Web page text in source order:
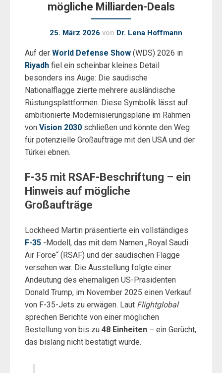
mögliche Milliarden-Deals
25. März 2026 von Dr. Lena Hoffmann
Auf der World Defense Show (WDS) 2026 in
Riyadh fiel ein scheinbar kleines Detail
besonders ins Auge: Die saudische
Nationalflagge zierte mehrere ausländische
Rüstungsplattformen. Diese Symbolik lässt auf
ambitionierte Modernisierungspläne im Rahmen
von Vision 2030 schließen und könnte den Weg
für potenzielle Großaufträge mit den USA und der
Türkei ebnen.
F-35 mit RSAF-Beschriftung – ein
Hinweis auf mögliche
Großaufträge
Lockheed Martin präsentierte ein vollständiges
F-35 -Modell, das mit dem Namen „Royal Saudi
Air Force“ (RSAF) und der saudischen Flagge
versehen war. Die Ausstellung folgte einer
Andeutung des ehemaligen US-Präsidenten
Donald Trump, im November 2025 einen Verkauf
von F-35-Jets zu erwägen. Laut Flightglobal
sprechen Berichte von einer möglichen
Bestellung von bis zu 48 Einheiten – ein Gerücht,
das bislang nicht bestätigt wurde.